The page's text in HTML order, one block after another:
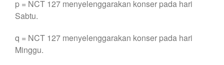
p = NCT 127 menyelenggarakan konser pada hari
Sabtu.
q = NCT 127 menyelenggarakan konser pada hari
Minggu.